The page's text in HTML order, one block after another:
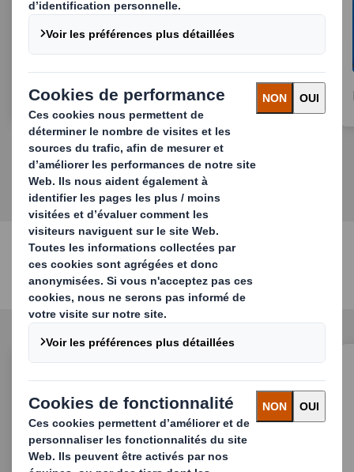
Emballage retail
Nos produits papier